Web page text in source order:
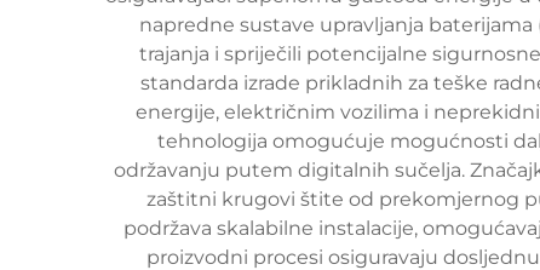
napredne sustave upravljanja
trajanja i spriječili potencijalne
standarda izrade prikladnih za teške
energije, električnim vozilima i
tehnologija omogućuje mogućnosti
održavanju putem digitalnih sučelja.
zaštitni krugovi štite od prekomjernog
podržava skalabilne instalacije,
proizvodni procesi osiguravaju